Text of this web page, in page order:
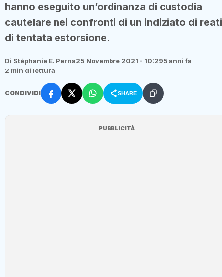
hanno eseguito un’ordinanza di custodia
cautelare nei confronti di un indiziato di reati
di tentata estorsione.
Di Stéphanie E. Perna25 Novembre 2021 - 10:295 anni fa
2 min di lettura
CONDIVIDI SHARE
PUBBLICITÀ